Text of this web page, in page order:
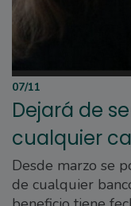
07/11
Dejará de
cualquier
Desde marzo se
de cualquier